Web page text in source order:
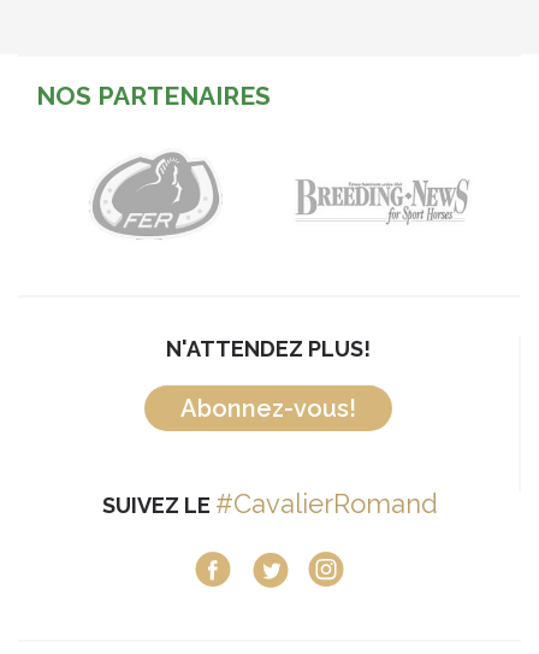
NOS PARTENAIRES
N'ATTENDEZ PLUS!
Abonnez-vous!
SUIVEZ LE #CavalierRomand